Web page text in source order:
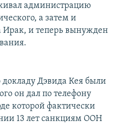
администрацию
а затем и
Ирак, и теперь вынужден
Дэвида Кея были
он дал по телефону
которой фактически
13 лет санкциям ООН